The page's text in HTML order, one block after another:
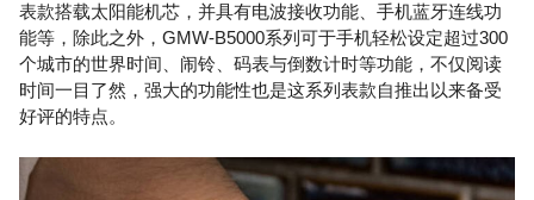
表款搭载太阳能机芯，并具有电波接收功能、手机蓝牙连线功
能等，除此之外，GMW-B5000系列可于手机轻松设定超过300
个城市的世界时间、闹铃、码表与倒数计时等功能，不仅阅读
时间一目了然，强大的功能性也是这系列表款自推出以来备受
好评的特点。